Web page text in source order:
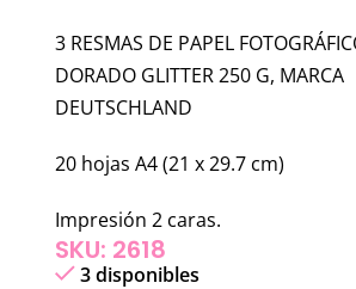
3 RESMAS DE PAPEL
DORADO GLITTER 250 G, MARCA
DEUTSCHLAND
20 hojas A4 (21 x 29.7 cm)
Impresión 2 caras.
SKU: 2618
3 disponibles